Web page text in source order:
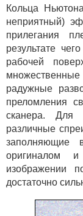
Кольца
неприятный)
прилегания
результате
рабочей
радужные
преломления
сканера. Для
различные
заполняющие
оригиналом
изображении
достаточно